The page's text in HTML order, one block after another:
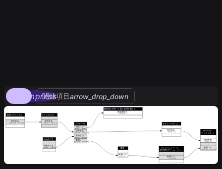
compress
関連項目arrow_drop_down